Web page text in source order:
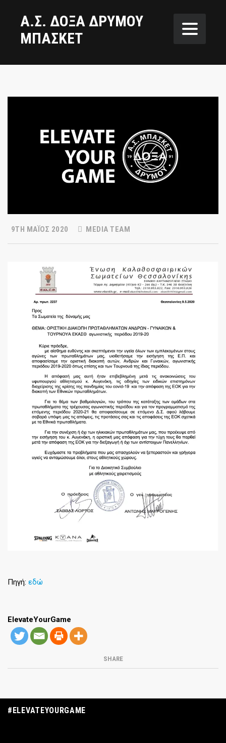
Α.Σ. ΔΟΞΑ ΔΡΥΜΟΥ
ΜΠΑΣΚΕΤ
9TH ΜΆΙΟΣ 2020 MEDIA TEAM
Πηγή: εδώ
ElevateYourGame
SHARE
#ELEVATEYOURGAME